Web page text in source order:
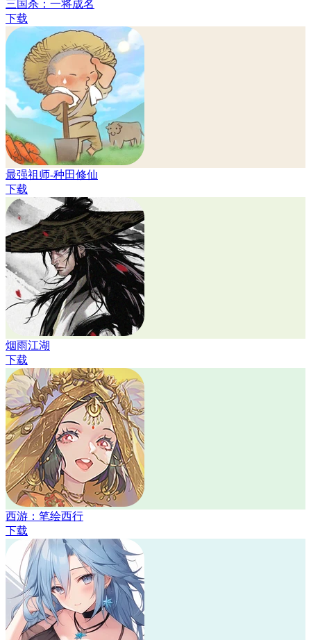
三国杀：一将成名
下载
最强祖师-种田修仙
下载
烟雨江湖
下载
西游：笔绘西行
下载